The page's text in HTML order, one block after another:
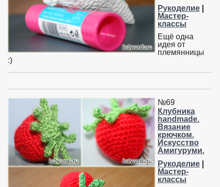
Рукоделие|
Мастер-
классы
Ещё одна
идея от
племянницы
:)
№69
Клубника
handmade.
Вязание
крючком.
Искусство
Амигуруми.
Рукоделие|
Мастер-
классы